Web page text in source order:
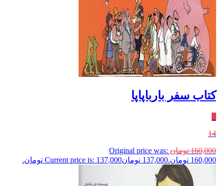
کتاب سفر بارباپاپا
14
160,000 تومان Original price was:
160,000 تومان.
137,000 تومانCurrent price is: 137,000 تومان.